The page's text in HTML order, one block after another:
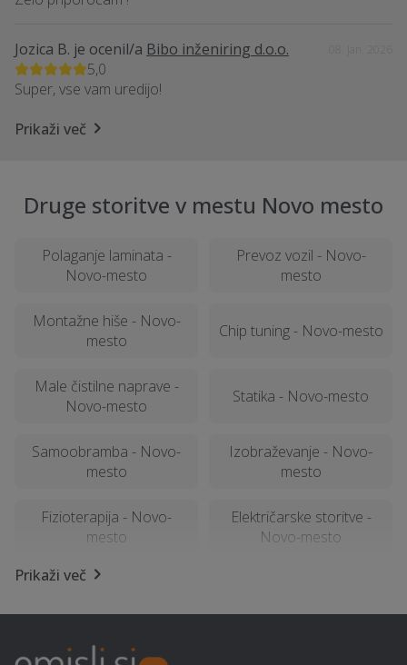
Jozica B. je ocenil/a Bibo inženiring d.o.o.
5,0
Super, vse vam uredijo!
Prikaži več
Druge storitve v mestu Novo mesto
Polaganje laminata -
Novo-mesto
Prevoz vozil - Novo-
mesto
Montažne hiše - Novo-
mesto
Chip tuning - Novo-mesto
Male čistilne naprave -
Novo-mesto
Statika - Novo-mesto
Samoobramba - Novo-
mesto
Izobraževanje - Novo-
mesto
Fizioterapija - Novo-
mesto
Električarske storitve -
Novo-mesto
Geomehanika - Novo-
Namestitev - Novo-mesto
Prikaži več